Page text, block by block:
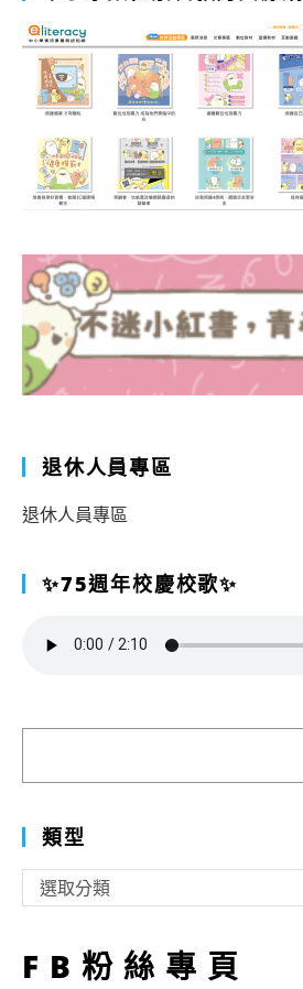
退休人員專區
退休人員專區
✨75週年校慶校歌✨
類型
型
選取分類
FB粉絲專頁